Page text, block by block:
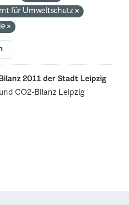
für Umweltschutz
2011 der Stadt Leipzig
CO2-Bilanz Leipzig